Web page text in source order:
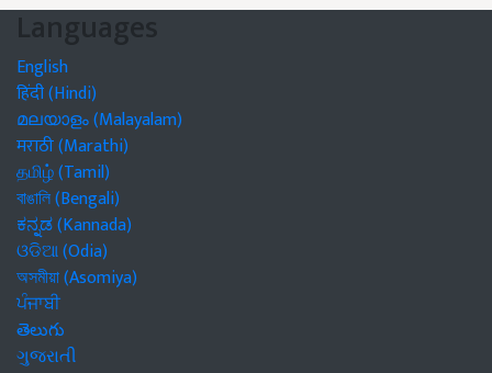
Languages
English
हिंदी (Hindi)
മലയാളം (Malayalam)
मराठी (Marathi)
தமிழ் (Tamil)
বাঙালি (Bengali)
ಕನ್ನಡ (Kannada)
ଓଡିଆ (Odia)
অসমীয়া (Asomiya)
ਪੰਜਾਬੀ
తెలుగు
ગુજરાતી